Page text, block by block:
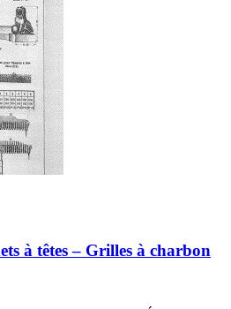
à têtes – Grilles à charbon